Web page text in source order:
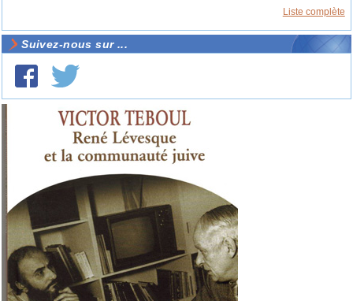
Liste complète
Suivez-nous sur ...